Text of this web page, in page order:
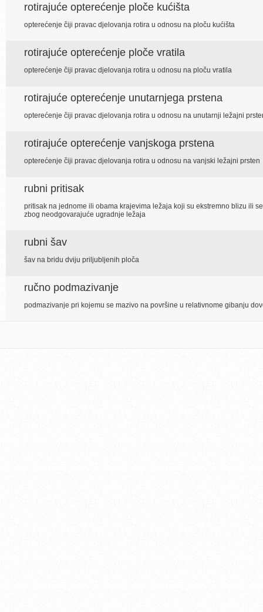
rotirajuće opterećenje ploče kućišta
opterećenje čiji pravac djelovanja rotira u odnosu na ploču kućišta
rotirajuće opterećenje ploče vratila
opterećenje čiji pravac djelovanja rotira u odnosu na ploču vratila
rotirajuće opterećenje unutarnjega prstena
opterećenje čiji pravac djelovanja rotira u odnosu na unutarnji ležajni
rotirajuće opterećenje vanjskoga prstena
opterećenje čiji pravac djelovanja rotira u odnosu na vanjski ležajni prsten
rubni pritisak
pritisak na jednome ili obama krajevima ležaja koji su ekstremno blizu ili
zbog neodgovarajuće ugradnje ležaja
rubni šav
šav na bridu dviju priljubljenih ploča
ručno podmazivanje
podmazivanje pri kojemu se mazivo na površine u relativnome gibanju